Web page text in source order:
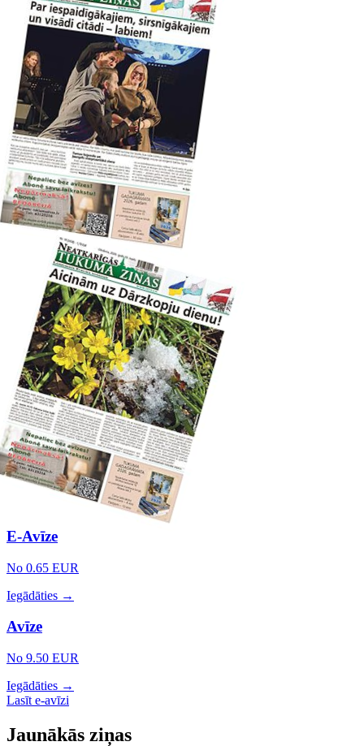
E-Avīze
No 0.65 EUR
Iegādāties →
Avīze
No 9.50 EUR
Iegādāties →
Lasīt e-avīzi
Jaunākās ziņas